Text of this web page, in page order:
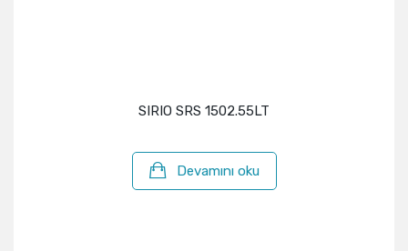
SIRIO SRS 1502.55LT
Devamını oku